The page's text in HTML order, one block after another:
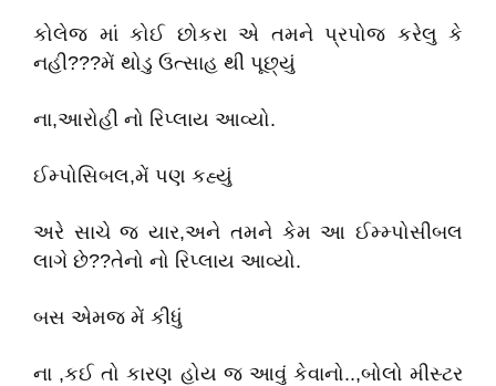
કોલેજ માં કોઈ છોકરા એ તમને પ્રપોજ કરેલુ કે
નહી???મેં થોડુ ઉત્સાહ થી પૂછ્યું
ના,આરોહી નો રિપ્લાય આવ્યો.
ઈમ્પોસિબલ,મેં પણ કહ્યું
અરે સાચે જ યાર,અને તમને કેમ આ ઈમ્મ્પોસીબલ
લાગે છે??તેનો નો રિપ્લાય આવ્યો.
બસ એમજ મેં કીધું
ના ,કઈ તો કારણ હોય જ આવું કેવાનો..,બોલો મીસ્ટર